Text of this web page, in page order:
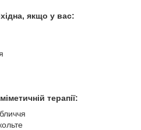
якщо у вас:
терапії: